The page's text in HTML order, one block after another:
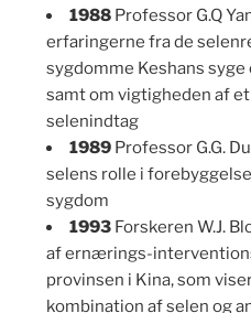
1988 Professor G.Q
erfaringerne fra de
sygdomme Keshans
samt om vigtigheden af
selenindtag
1989 Professor G.G.
selens rolle i
sygdom
1993 Forskeren W.J.
af ernærings-
provinsen i Kina, som
kombination af selen og